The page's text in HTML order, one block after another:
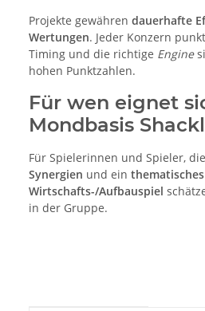
Projekte gewähren dauerhafte
Wertungen. Jeder Konzern
Timing und die richtige Engine
hohen Punktzahlen.
Für wen eignet
Mondbasis
Für Spielerinnen und Spieler, die
Synergien und ein thematisches
Wirtschafts-/Aufbauspiel
in der Gruppe.